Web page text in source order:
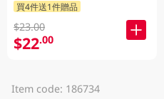
買4件送1件贈品
$23.00
$22.00
Item code: 186734